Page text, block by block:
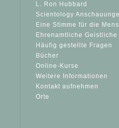
L. Ron Hubbard
Scientology
Eine Stimme für die
Ehrenamtliche Geistliche
Häufig gestellte Fragen
Bücher
Online-Kurse
Weitere Informationen
Kontakt aufnehmen
Orte